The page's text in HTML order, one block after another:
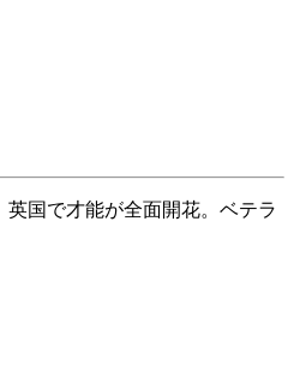
国で才能が全面開花。ベテラ